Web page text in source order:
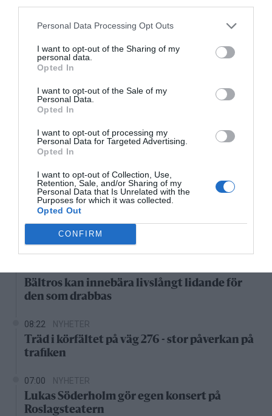
Personal Data Processing Opt Outs
I want to opt-out of the Sharing of my
personal data.
Opted In
I want to opt-out of the Sale of my
Personal Data.
Opted In
I want to opt-out of processing my
Personal Data for Targeted Advertising.
Opted In
I want to opt-out of Collection, Use,
Retention, Sale, and/or Sharing of my
Personal Data that Is Unrelated with the
Purposes for which it was collected.
Opted Out
CONFIRM
18/3 NYA BOLAG
NordHem Måleri AB registrerat –
måleriföretag i Norrtälje
Lokalt väder
26°C Klart
08:00
26°C
09:00
28°C
10:00 11:00
Senaste nytt
Bältros kan innebära livslångt lidande för
den som drabbas
08:22 NYHETER
Träd i körfältet på väg 276 - stor påverkan på
trafiken
07:00 NYHETER
Lukas Söderholm gör egen konsert på
Roslagsteatern